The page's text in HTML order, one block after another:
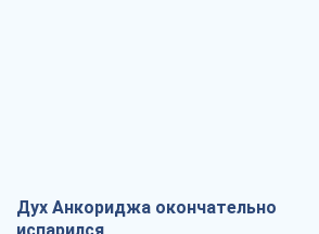
Дух Анкориджа окончательно